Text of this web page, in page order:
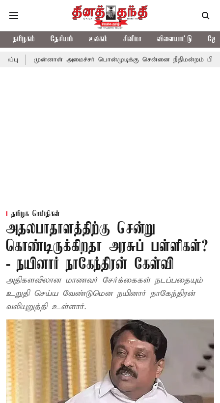
தமிழகம் தேசியம் உலகம் சினிமா விளையாட்டு
அமைச்சர் பொன்முடிக்கு சென்னை நீதிமன்றம் பிடிவாராண்ட்
தமிழக செய்திகள்
அதலபாதாளத்திற்கு சென்று
கொண்டிருக்கிறதா அரசுப் பள்ளிகள்?
- நயினார் நாகேந்திரன் கேள்வி
அதிகளவிலான மாணவர் சேர்க்கைகள் நடப்பதையும்
உறுதி செய்ய வேண்டுமென நயினார் நாகேந்திரன்
வலியுறுத்தி உள்ளார்.